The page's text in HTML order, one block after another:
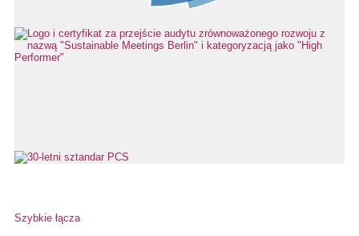
Szybkie łącza